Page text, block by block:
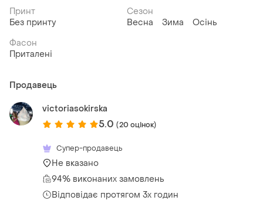
Принт
Без принту
Сезон
Весна
Зима
Осінь
Фасон
Приталені
Продавець
victoriasokirska
5.0 (20 оцінок)
Супер-продавець
Не вказано
94% виконаних замовлень
Відповідає протягом 3х годин